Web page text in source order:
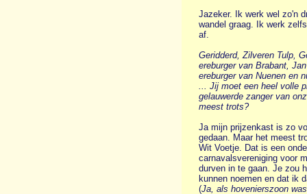
Jazeker. Ik werk wel zo'n
wandel graag. Ik werk
af.
Geridderd, Zilveren Tulp,
ereburger van Brabant,
ereburger van Nuenen en
... Jij moet een heel volle
gelauwerde zanger van
meest trots?
Ja mijn prijzenkast is zo
gedaan. Maar het meest
Wit Voetje. Dat is een
carnavalsvereniging voor
durven in te gaan. Je zou
kunnen noemen en dat ik
(Ja, als hovenierszoon